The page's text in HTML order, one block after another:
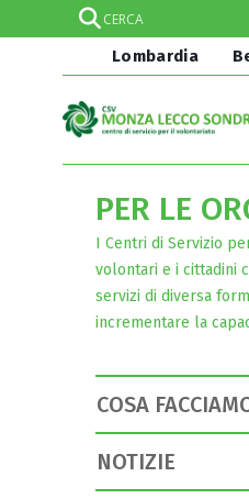
Lombardia
PER LE
I Centri di Servizio
volontari e i cittadini
servizi di diversa
incrementare la
COSA
NOTIZIE